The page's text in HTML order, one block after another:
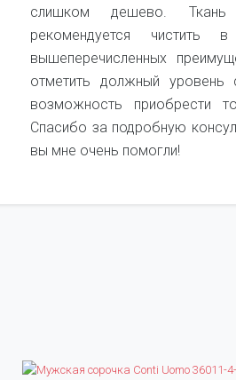
слишком дешево. Ткань
рекомендуется чистить
вышеперечисленных
отметить должный уровень
возможность приобрести
Спасибо за подробную
вы мне очень помогли!